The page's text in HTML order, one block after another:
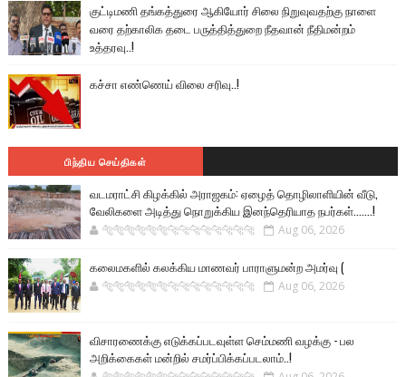
குட்டிமணி தங்கத்துரை ஆகியோர் சிலை நிறுவுவதற்கு நாளை
வரை தற்காலிக தடை பருத்தித்துறை நீதவான் நீதிமன்றம்
உத்தரவு..!
கச்சா எண்ணெய் விலை சரிவு..!
பிந்திய செய்திகள்
வடமராட்சி கிழக்கில் அராஜகம்: ஏழைத் தொழிலாளியின் வீடு,
வேலிகளை அடித்து நொறுக்கிய இனந்தெரியாத நபர்கள்.......!
🐅🐅🐅🐅🐅🐅🐆🐆🐆🐆🐆🐆🐆🐆 Aug 06, 2026
கலைமகளில் கலக்கிய மாணவர் பாராளுமன்ற அமர்வு (
🐅🐅🐅🐅🐅🐅🐆🐆🐆🐆🐆🐆🐆🐆 Aug 06, 2026
விசாரணைக்கு எடுக்கப்படவுள்ள செம்மணி வழக்கு - பல
அறிக்கைகள் மன்றில் சமர்ப்பிக்கப்படலாம்..!